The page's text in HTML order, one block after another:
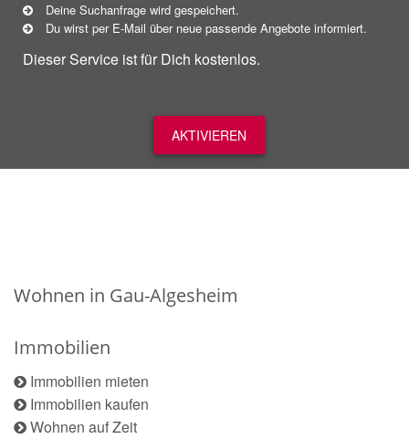
Deine Suchanfrage wird gespeichert.
Du wirst per E-Mail über neue passende Angebote informiert.
Dieser Service ist für Dich kostenlos.
AKTIVIEREN
Wohnen in Gau-Algesheim
Immobilien
Immobilien mieten
Immobilien kaufen
Wohnen auf Zeit